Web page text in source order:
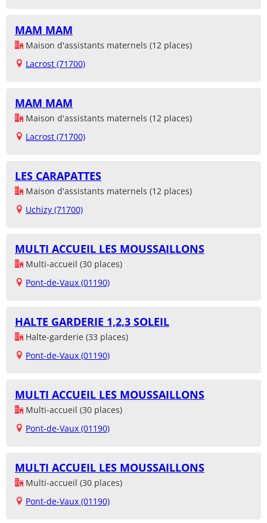
MAM MAM
Maison d'assistants maternels (12 places)
Lacrost (71700)
MAM MAM
Maison d'assistants maternels (12 places)
Lacrost (71700)
LES CARAPATTES
Maison d'assistants maternels (12 places)
Uchizy (71700)
MULTI ACCUEIL LES MOUSSAILLONS
Multi-accueil (30 places)
Pont-de-Vaux (01190)
HALTE GARDERIE 1,2,3 SOLEIL
Halte-garderie (33 places)
Pont-de-Vaux (01190)
MULTI ACCUEIL LES MOUSSAILLONS
Multi-accueil (30 places)
Pont-de-Vaux (01190)
MULTI ACCUEIL LES MOUSSAILLONS
Multi-accueil (30 places)
Pont-de-Vaux (01190)